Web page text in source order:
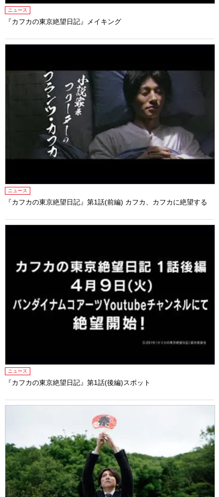
ニュース
『カフカの東京絶望日記』メイキング
ニュース
『カフカの東京絶望日記』第1話(前編) カフカ、カフカに絶望する
ニュース
『カフカの東京絶望日記』第1話(後編)スポット